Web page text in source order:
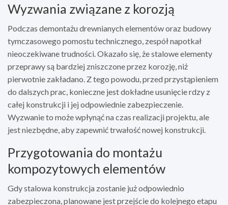
Wyzwania związane z korozją
Podczas demontażu drewnianych elementów oraz budowy
tymczasowego pomostu technicznego, zespół napotkał
nieoczekiwane trudności. Okazało się, że stalowe elementy
przeprawy są bardziej zniszczone przez korozję, niż
pierwotnie zakładano. Z tego powodu, przed przystąpieniem
do dalszych prac, konieczne jest dokładne usunięcie rdzy z
całej konstrukcji i jej odpowiednie zabezpieczenie.
Wyzwanie to może wpłynąć na czas realizacji projektu, ale
jest niezbędne, aby zapewnić trwałość nowej konstrukcji.
Przygotowania do montażu
kompozytowych elementów
Gdy stalowa konstrukcja zostanie już odpowiednio
zabezpieczona, planowane jest przejście do kolejnego etapu